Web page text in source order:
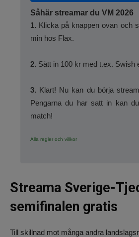
Såhär streamar du VM 2026
1. Klicka på knappen ovan och
min hos Flax.
2. Sätt in 100 kr med t.ex. Swish
3. Klart! Nu kan du börja
Pengarna du har satt in kan
match!
Alla regler och villkor
Streama Sverige-
semifinalen gratis
Till skillnad mot många andra